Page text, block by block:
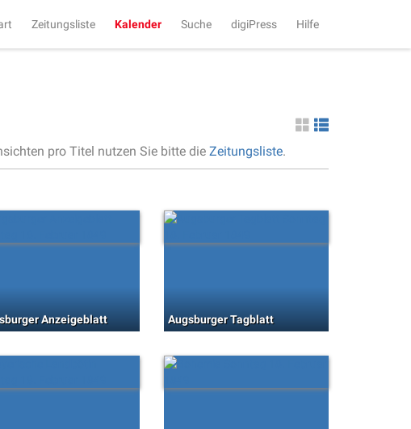
Zeitungsliste Kalender Suche digiPress Hilfe
pro Titel nutzen Sie bitte die Zeitungsliste.
Anzeigeblatt Augsburger Tagblatt